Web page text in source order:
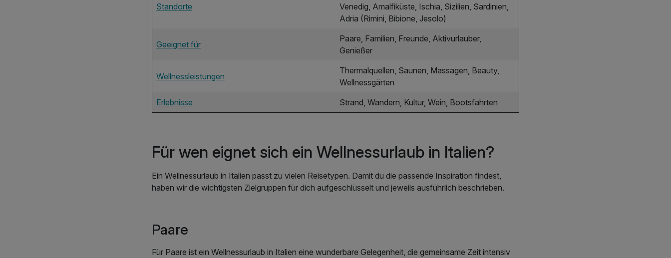
Standorte
Venedig, Amalfiküste, Ischia, Sizilien, Sardinien,
Adria (Rimini, Bibione, Jesolo)
Geeignet für
Paare, Familien, Freunde, Aktivurlauber,
Genießer
Wellnessleistungen
Thermalquellen, Saunen, Massagen, Beauty,
Wellnessgärten
Erlebnisse
Strand, Wandern, Kultur, Wein, Bootsfahrten
Für wen eignet sich ein Wellnessurlaub in Italien?
Ein Wellnessurlaub in Italien passt zu vielen Reisetypen. Damit du die passende Inspiration findest,
haben wir die wichtigsten Zielgruppen für dich aufgeschlüsselt und jeweils ausführlich beschrieben.
Paare
Für Paare ist ein Wellnessurlaub in Italien eine wunderbare Gelegenheit, die gemeinsame Zeit intensiv